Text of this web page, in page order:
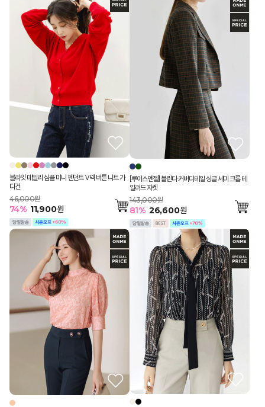
블라잇 데일리 심플 미니 펜던트 V넥 버튼 니트 가
디건
46,000원
74% 11,900원
[루이스엔젤] 블린다 커버디테일 싱글 세미 크롭 테
일러드 자켓
143,000원
81% 26,600원